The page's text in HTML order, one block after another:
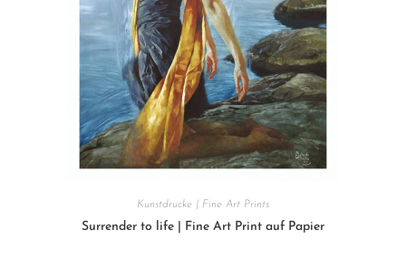
Kunstdrucke | Fine Art Prints
Surrender to life | Fine Art Print auf Papier